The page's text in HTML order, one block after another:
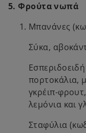
5. Φρούτα νωπά
Μπανάνες
Σύκα,
πορτοκάλια,
γκρέιπ-φρουτ,
λεμόνια και
Σταφύλια